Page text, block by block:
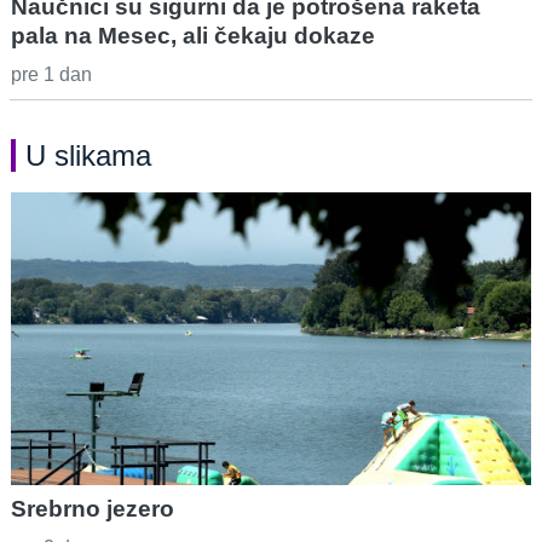
Naučnici su sigurni da je potrošena raketa
pala na Mesec, ali čekaju dokaze
pre 1 dan
U slikama
Srebrno jezero